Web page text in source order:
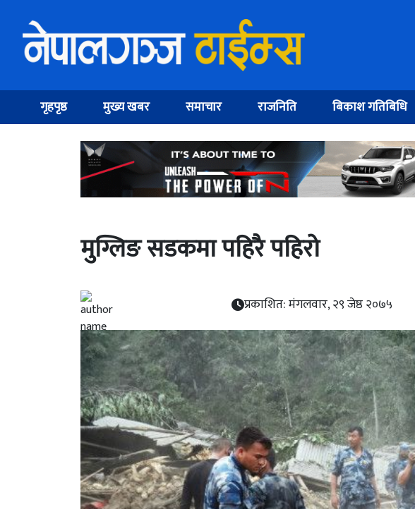
गृहपृष्ठ मुख्य खबर समाचार राजनिति बिकाश गतिबिधि
मुग्लिङ सडकमा पहिरै पहिरो
प्रकाशित: मंगलवार, २९ जेष्ठ २०७५